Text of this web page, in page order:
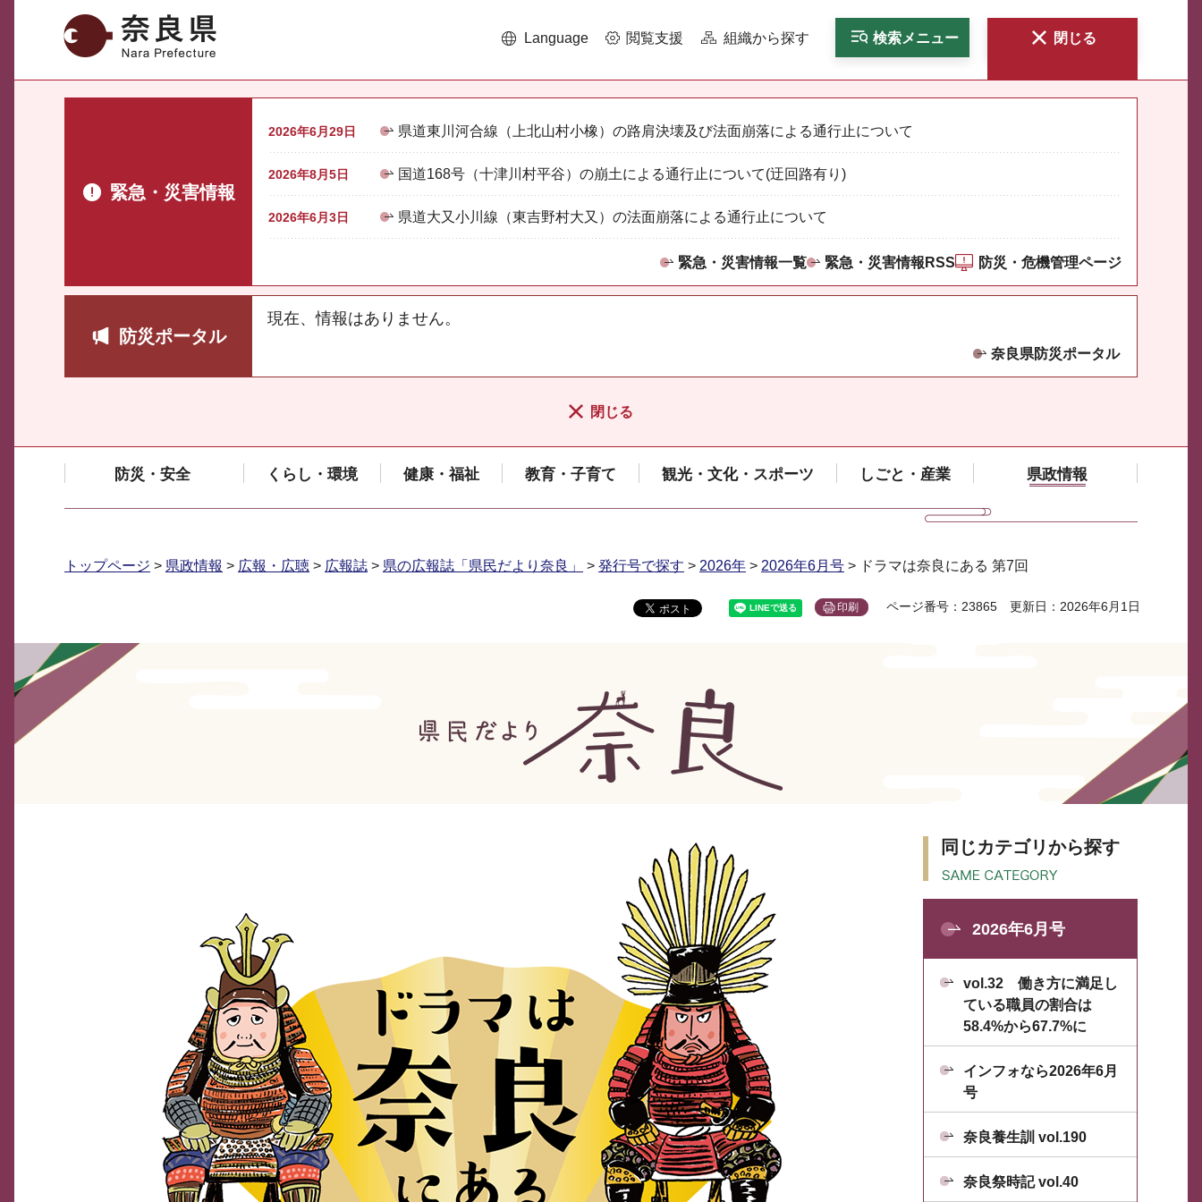
奈良県 Language 閲覧支援 組織から探す 検索メニュー 閉じる
緊急・災害情報
2026年6月29日 県道東川河合線（上北山村小橡）の路肩決壊及び法面崩落による通行止について
2026年8月5日 国道168号（十津川村平谷）の崩土による通行止について(迂回路有り)
2026年6月3日 県道大又小川線（東吉野村大又）の法面崩落による通行止について
緊急・災害情報一覧 緊急・災害情報RSS 防災・危機管理ページ
防災ポータル
現在、情報はありません。
奈良県防災ポータル
閉じる
防災・安全 くらし・環境 健康・福祉 教育・子育て 観光・文化・スポーツ しごと・産業 県政情報
トップページ > 県政情報 > 広報・広聴 > 広報誌 > 県の広報誌「県民だより奈良」 > 発行号で探す > 2026年 > 2026年6月号 > ドラマは奈良にある 第7回
印刷 ページ番号：23865 更新日：2026年6月1日
同じカテゴリから探す
2026年6月号
vol.32 働き方に満足し
ている職員の割合は
58.4%から67.7%に
インフォなら2026年6月
号
奈良養生訓 vol.190
奈良祭時記 vol.40